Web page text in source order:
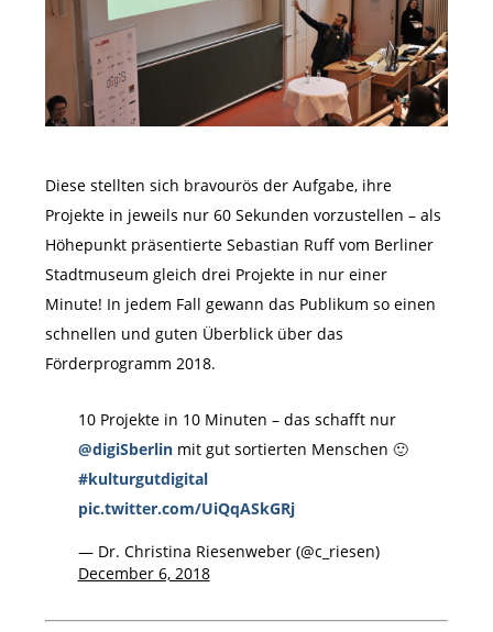
Diese stellten sich bravourös der Aufgabe, ihre
Projekte in jeweils nur 60 Sekunden vorzustellen – als
Höhepunkt präsentierte Sebastian Ruff vom Berliner
Stadtmuseum gleich drei Projekte in nur einer
Minute! In jedem Fall gewann das Publikum so einen
schnellen und guten Überblick über das
Förderprogramm 2018.
10 Projekte in 10 Minuten – das schafft nur
@digiSberlinmit gut sortierten Menschen 🙂
#kulturgutdigital
pic.twitter.com/UiQqASkGRj
— Dr. Christina Riesenweber (@c_riesen)
December 6, 2018